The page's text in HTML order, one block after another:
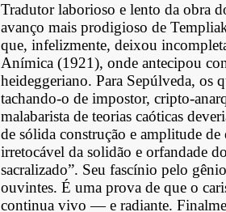
Tradutor laborioso e lento da obra
avanço mais prodigioso de
que, infelizmente, deixou
Anímica (1921), onde antecipou
heideggeriano. Para Sepúlveda, os
tachando-o de impostor, cripto-
malabarista de teorias caóticas
de sólida construção e amplitude
irretocável da solidão e orfandade
sacralizado”. Seu fascínio pelo
ouvintes. É uma prova de que o
continua vivo — e radiante.